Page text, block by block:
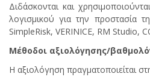
Διδάσκονται και
λογισμικού για την προστασία
SimpleRisk, VERINICE, RM Studio,
Μέθοδοι αξιολόγησης/
Η αξιολόγηση πραγματοποιείται